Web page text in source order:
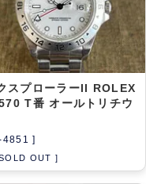
スプローラーII ROLEX
T番 オールトリチウ
4851 ]
OUT ]